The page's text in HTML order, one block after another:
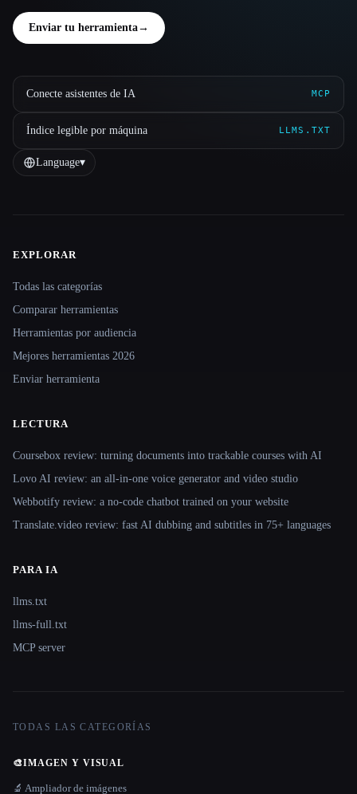
Enviar tu herramienta→
Conecte asistentes de IA MCP
Índice legible por máquina LLMS.TXT
Language▾
Site navigation
EXPLORAR
Todas las categorías
Comparar herramientas
Herramientas por audiencia
Mejores herramientas 2026
Enviar herramienta
LECTURA
Coursebox review: turning documents into trackable courses with AI
Lovo AI review: an all-in-one voice generator and video studio
Webbotify review: a no-code chatbot trained on your website
Translate.video review: fast AI dubbing and subtitles in 75+ languages
PARA IA
llms.txt
llms-full.txt
MCP server
TODAS LAS CATEGORÍAS
🎨IMAGEN Y VISUAL
🔬 Ampliador de imágenes